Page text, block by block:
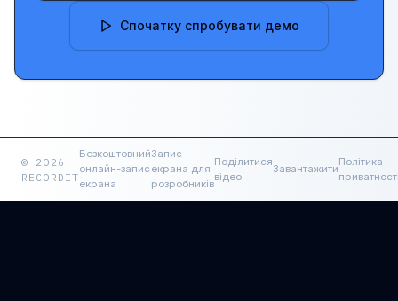
Спочатку спробувати демо
© 2026
RECORDIT
Безкоштовний
онлайн-запис
екрана
Запис
екрана для
розробників
Поділитися
відео
Завантажити
Політика